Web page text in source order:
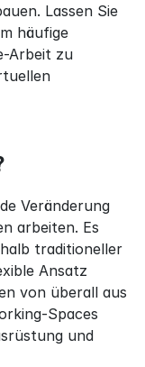
Lassen Sie
häufige
Arbeit zu
Veränderung
arbeiten. Es
traditioneller
Ansatz
von überall aus
Spaces
und